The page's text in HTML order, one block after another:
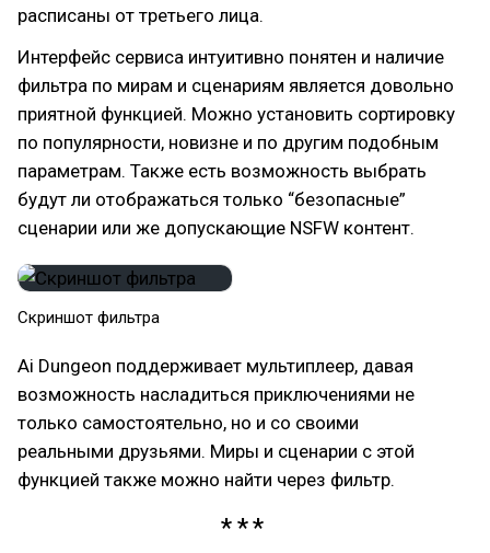
расписаны от третьего лица.
Интерфейс сервиса интуитивно понятен и наличие
фильтра по мирам и сценариям является довольно
приятной функцией. Можно установить сортировку
по популярности, новизне и по другим подобным
параметрам. Также есть возможность выбрать
будут ли отображаться только “безопасные”
сценарии или же допускающие NSFW контент.
Скриншот фильтра
Ai Dungeon поддерживает мультиплеер, давая
возможность насладиться приключениями не
только самостоятельно, но и со своими
реальными друзьями. Миры и сценарии с этой
функцией также можно найти через фильтр.